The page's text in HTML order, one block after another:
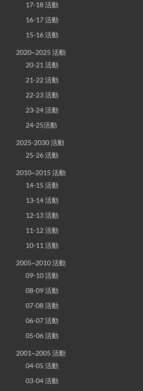
17-18 活動
16-17 活動
15-16 活動
2020~2025 活動
20-21 活動
21-22 活動
22-23 活動
23-24 活動
24-25活動
2025-2030 活動
25-26 活動
2010~2015 活動
14-15 活動
13-14 活動
12-13 活動
11-12 活動
10-11 活動
2005~2010 活動
09-10 活動
08-09 活動
07-08 活動
06-07 活動
05-06 活動
2001~2005 活動
04-05 活動
03-04 活動